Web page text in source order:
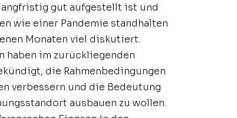
gut aufgestellt ist und
wie einer Pandemie standhalten
Monaten viel diskutiert.
haben im zurückliegenden
die Rahmenbedingungen
verbessern und die Bedeutung
ausbauen zu wollen.